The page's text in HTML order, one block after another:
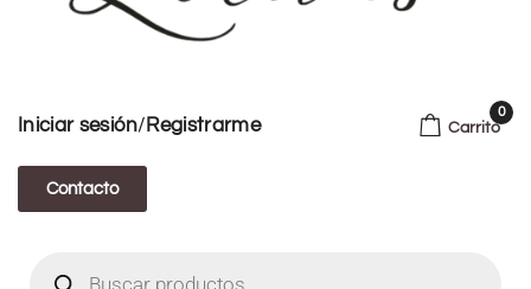
Iniciar sesión/ Registrarme
Contacto
Carrito
0